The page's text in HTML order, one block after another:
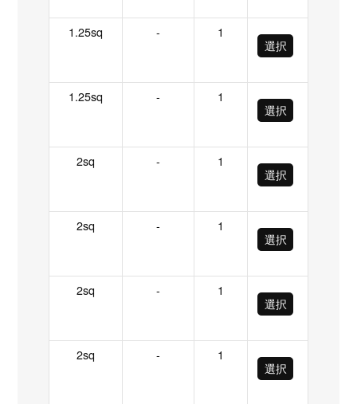
1.25sq -
1
選択
1.25sq -
1
選択
2sq -
1
選択
2sq -
1
選択
2sq -
1
選択
2sq -
1
選択